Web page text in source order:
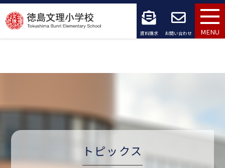
コ
ン
へ
資料請求 お問い合わせ MENU
トピックス